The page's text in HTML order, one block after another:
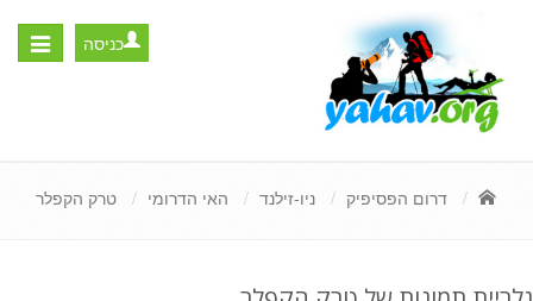
Toggle
כניסה
דרום הפסיפיק ניו-זילנד האי הדרומי טרק הקפלר